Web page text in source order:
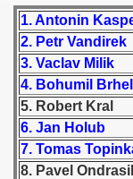
1. Antonin
2. Petr Vandirek
3. Vaclav Milik
4. Bohumil Brhel
5. Robert Kral
6. Jan Holub
7. Tomas
8. Pavel
(My
Świata